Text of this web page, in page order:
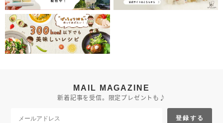
MAIL MAGAZINE
新着記事を受信。限定プレゼントも♪
登録する